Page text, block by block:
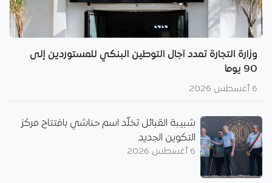
وزارة التجارة تمدد آجال التوطين البنكي للمستوردين إلى
90 يوما
6 أغسطس 2026
شبيبة القبائل تخلّد اسم حناشي بافتتاح مركز
التكوين الجديد
6 أغسطس 2026